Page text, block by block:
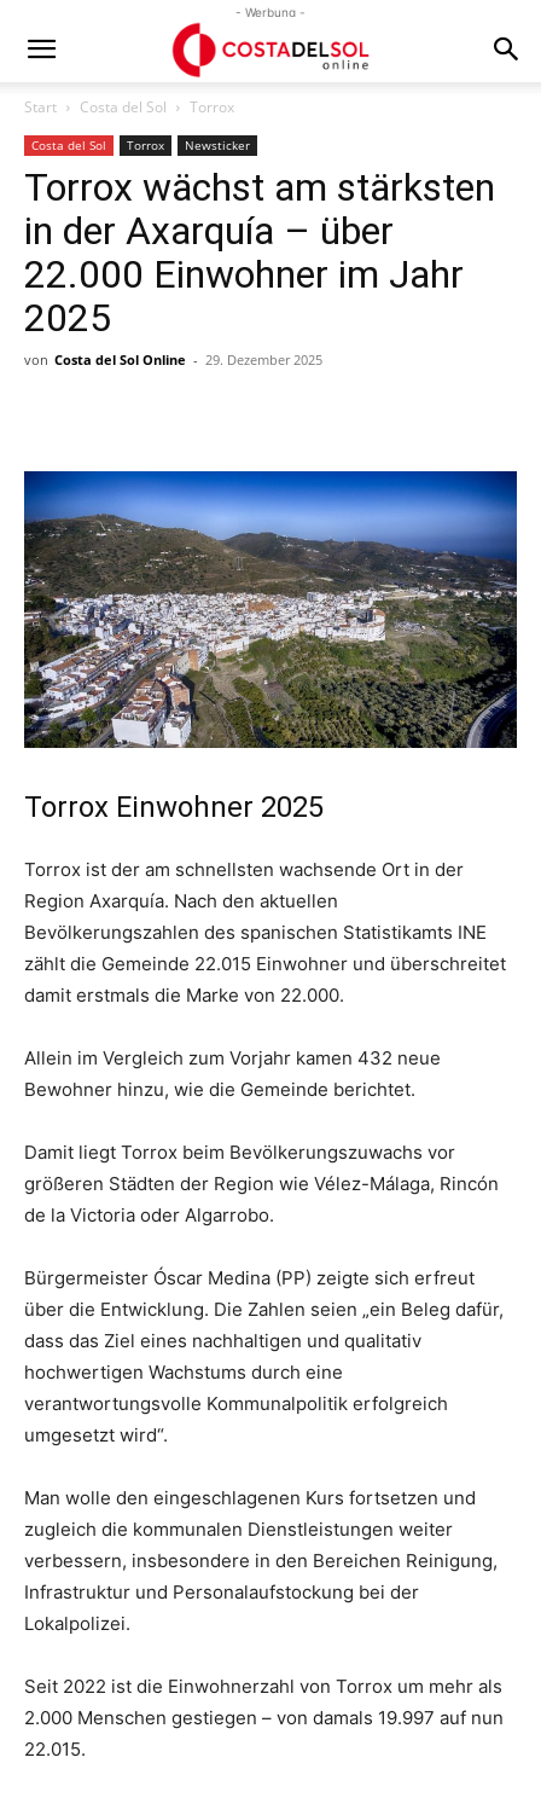
- Werbung -
Start Costa del Sol Torrox
Costa del Sol Torrox Newsticker
Torrox wächst am stärksten
in der Axarquía – über
22.000 Einwohner im Jahr
2025
von Costa del Sol Online - 29. Dezember 2025
Torrox Einwohner 2025
Torrox ist der am schnellsten wachsende Ort in der
Region Axarquía. Nach den aktuellen
Bevölkerungszahlen des spanischen Statistikamts INE
zählt die Gemeinde 22.015 Einwohner und überschreitet
damit erstmals die Marke von 22.000.
Allein im Vergleich zum Vorjahr kamen 432 neue
Bewohner hinzu, wie die Gemeinde berichtet.
Damit liegt Torrox beim Bevölkerungszuwachs vor
größeren Städten der Region wie Vélez-Málaga, Rincón
de la Victoria oder Algarrobo.
Bürgermeister Óscar Medina (PP) zeigte sich erfreut
über die Entwicklung. Die Zahlen seien „ein Beleg dafür,
dass das Ziel eines nachhaltigen und qualitativ
hochwertigen Wachstums durch eine
verantwortungsvolle Kommunalpolitik erfolgreich
umgesetzt wird“.
Man wolle den eingeschlagenen Kurs fortsetzen und
zugleich die kommunalen Dienstleistungen weiter
verbessern, insbesondere in den Bereichen Reinigung,
Infrastruktur und Personalaufstockung bei der
Lokalpolizei.
Seit 2022 ist die Einwohnerzahl von Torrox um mehr als
2.000 Menschen gestiegen – von damals 19.997 auf nun
22.015.